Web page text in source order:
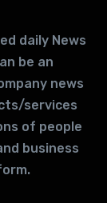
daily News
be an
news
services
of people
business